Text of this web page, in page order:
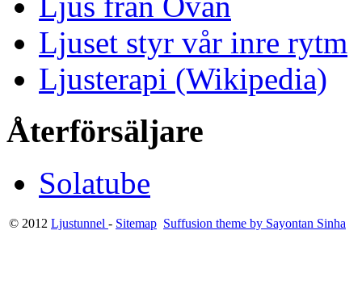
Ljuset styr vår inre rytm
Ljusterapi (Wikipedia)
Återförsäljare
Solatube
© 2012 Ljustunnel - Sitemap Suffusion theme by Sayontan Sinha